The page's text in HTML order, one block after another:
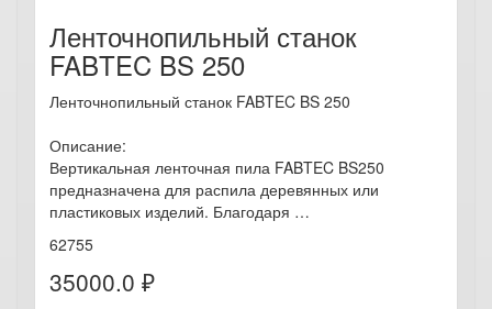
Ленточнопильный станок
FABTEC BS 250
Ленточнопильный станок FABTEC BS 250
Описание:
Вертикальная ленточная пила FABTEC BS250
предназначена для распила деревянных или
пластиковых изделий. Благодаря …
62755
35000.0 ₽